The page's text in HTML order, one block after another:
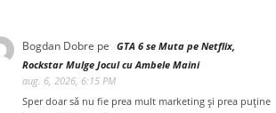
Bogdan Dobre pe GTA 6 se Muta pe Netflix,
Rockstar Mulge Jocul cu Ambele Maini
aug. 6, 2026, 6:15 PM
Sper doar să nu fie prea mult marketing și prea puține